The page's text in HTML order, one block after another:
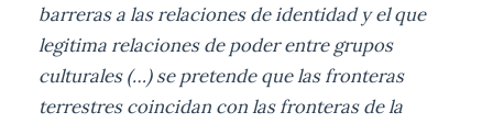
barreras a las relaciones de identidad y el que
legitima relaciones de poder entre grupos
culturales (…) se pretende que las fronteras
terrestres coincidan con las fronteras de la